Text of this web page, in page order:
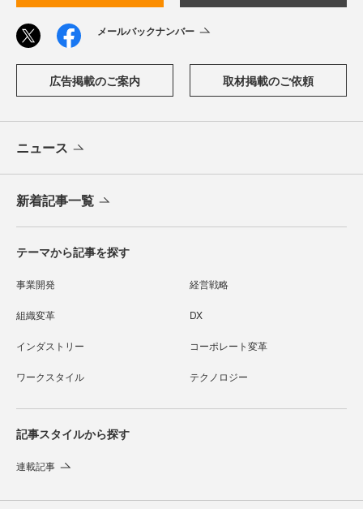
メールバックナンバー
広告掲載のご案内 取材掲載のご依頼
ニュース
新着記事一覧
テーマから記事を探す
事業開発 経営戦略
組織変革 DX
インダストリー コーポレート変革
ワークスタイル テクノロジー
記事スタイルから探す
連載記事